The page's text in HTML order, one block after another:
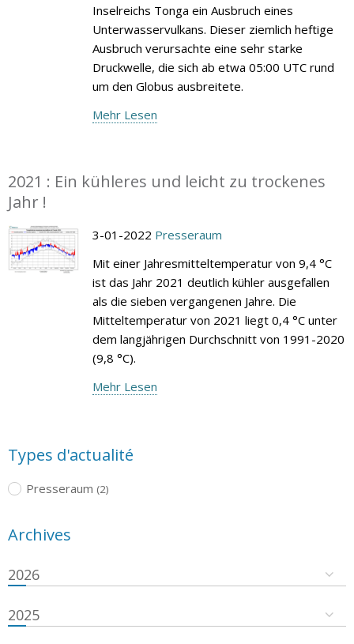
Inselreichs Tonga ein Ausbruch eines
Unterwasservulkans. Dieser ziemlich heftige
Ausbruch verursachte eine sehr starke
Druckwelle, die sich ab etwa 05:00 UTC rund
um den Globus ausbreitete.
Mehr Lesen
2021 : Ein kühleres und leicht zu trockenes
Jahr !
3-01-2022 Presseraum
Mit einer Jahresmitteltemperatur von 9,4 °C
ist das Jahr 2021 deutlich kühler ausgefallen
als die sieben vergangenen Jahre. Die
Mitteltemperatur von 2021 liegt 0,4 °C unter
dem langjährigen Durchschnitt von 1991-2020
(9,8 °C).
Mehr Lesen
Types d'actualité
Presseraum (2)
Archives
2026
2025